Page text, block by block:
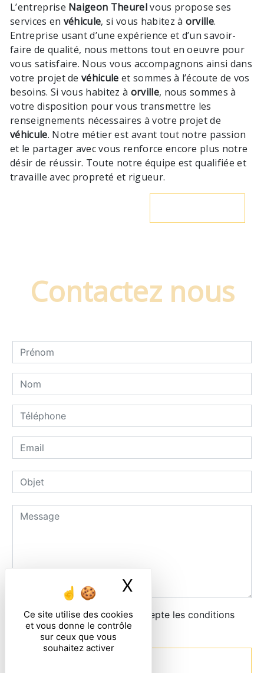
Ce site utilise des cookies
et vous donne le contrôle
sur ceux que vous
souhaitez activer
X
L’entreprise Naigeon Theurelvous propose ses
services en véhicule, si vous habitez à orville.
Entreprise usant d’une expérience et d’un savoir-
faire de qualité, nous mettons tout en oeuvre pour
vous satisfaire. Nous vous accompagnons ainsi dans
votre projet devéhicule et sommes à l’écoute de vos
besoins. Si vous habitez à orville, nous sommes à
votre disposition pour vous transmettre les
renseignements nécessaires à votre projet de
véhicule. Notre métier est avant tout notre passion
et le partager avec vous renforce encore plus notre
désir de réussir. Toute notre équipe est qualifiée et
travaille avec propreté et rigueur.
Contactez nous
En cochant cette case, j'accepte les conditions
particulières ci-dessous **